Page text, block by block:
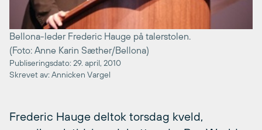
Bellona-leder Frederic Hauge på talerstolen.
(Foto: Anne Karin Sæther/Bellona)
Publiseringsdato: 29. april, 2010
Skrevet av: Annicken Vargel
Frederic Hauge deltok torsdag kveld,